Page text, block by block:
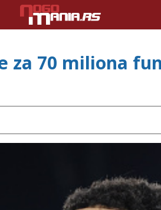
za 70 miliona